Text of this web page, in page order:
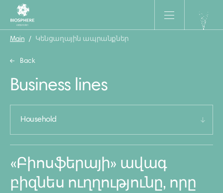
Main / Կենցաղային ապրանքներ
Back
Business lines
Household
«Բիոսֆերայի» ավագ
բիզնես ուղղությունը, որը